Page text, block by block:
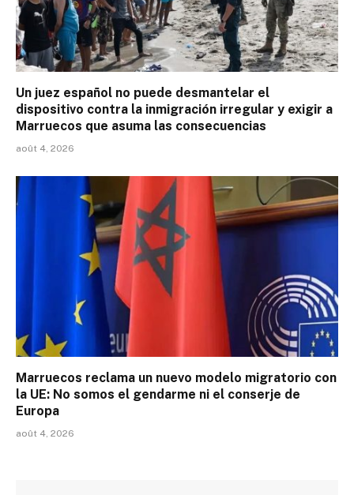
Un juez español no puede desmantelar el
dispositivo contra la inmigración irregular y exigir a
Marruecos que asuma las consecuencias
août 4, 2026
Marruecos reclama un nuevo modelo migratorio con
la UE: No somos el gendarme ni el conserje de
Europa
août 4, 2026